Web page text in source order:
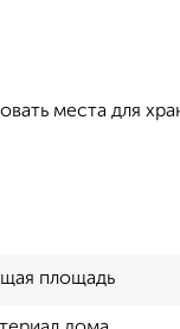
места для
площадь